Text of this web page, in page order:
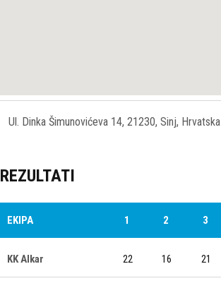
Ul. Dinka Šimunovićeva 14, 21230, Sinj, Hrvatska
REZULTATI
EKIPA 1 2 3
KK Alkar 22 16 21